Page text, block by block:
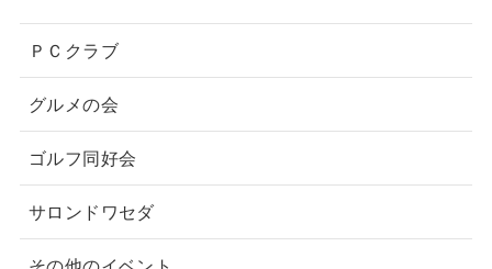
ＰＣクラブ
グルメの会
ゴルフ同好会
サロンドワセダ